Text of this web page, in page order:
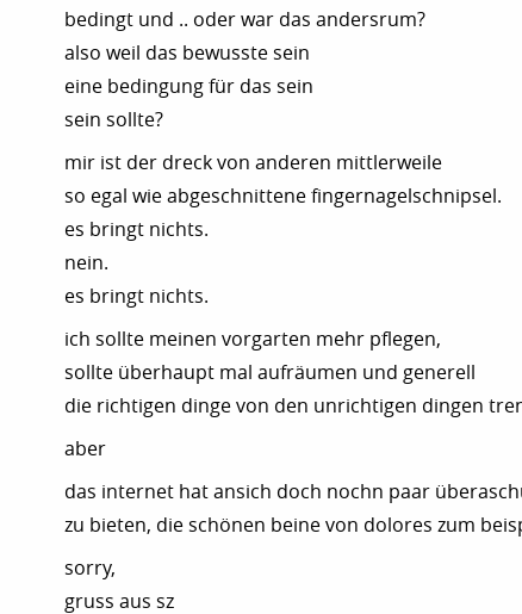
bedingt und .. oder war das andersrum?
also weil das bewusste sein
eine bedingung für das sein
sein sollte?
mir ist der dreck von anderen mittlerweile
so egal wie abgeschnittene fingernagelschnipsel.
es bringt nichts.
nein.
es bringt nichts.
ich sollte meinen vorgarten mehr pflegen,
sollte überhaupt mal aufräumen und generell
die richtigen dinge von den unrichtigen dingen
aber
das internet hat ansich doch nochn paar
zu bieten, die schönen beine von dolores zum
sorry,
gruss aus sz